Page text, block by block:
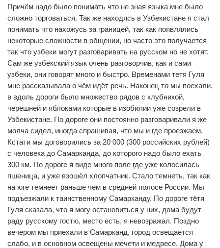
Причём надо было понимать что не зная языка мне было
сложно торговаться. Так же находясь в Узбекистане я стал
понимать что нахожусь за границей, так как появлялись
некоторые сложности в общении, но часто это получается
так что узбеки могут разговаривать на русском но не хотят.
Сам же узбекский язык очень разговорчив, как и сами
узбеки, они говорят много и быстро. Временами тетя Гуля
мне рассказывала о чём идёт речь. Наконец то мы поехали,
в вдоль дороги было множество рядов с клубникой,
черешней и яблоками которые в изобилии уже созрели в
Узбекистане. По дороге они постоянно разговаривали я же
молча сидел, иногда спрашивая, что мы и где проезжаем.
Кстати мы договорились за 20 000 (300 российских рублей)
с человека до Самарканда, до которого надо было ехать
300 км. По дороге я виде много поле где уже колосилась
пшеница, и уже взошёл хлопчатник. Стало темнеть, так как
на юге темнеет раньше чем в средней полосе России. Мы
подъезжали к таинственному Самарканду. По дороге тётя
Гуля сказала, что я могу остановиться у них, дома будут
раду русскому гостю, место есть, я невозражал. Поздно
вечером мы приехали в Самарканд, город освещается
слабо, и в основном освещены мечети и медресе. Дома у